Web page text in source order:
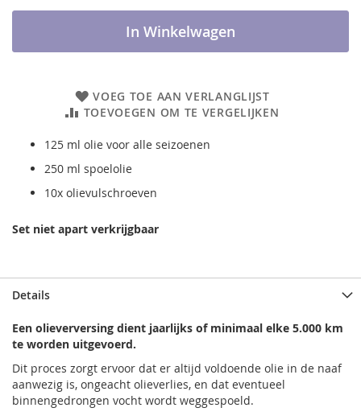
In Winkelwagen
VOEG TOE AAN VERLANGLIJST
TOEVOEGEN OM TE VERGELIJKEN
125 ml olie voor alle seizoenen
250 ml spoelolie
10x olievulschroeven
Set niet apart verkrijgbaar
Details
Een olieverversing dient jaarlijks of minimaal elke 5.000 km
te worden uitgevoerd.
Dit proces zorgt ervoor dat er altijd voldoende olie in de naaf
aanwezig is, ongeacht olieverlies, en dat eventueel
binnengedrongen vocht wordt weggespoeld.